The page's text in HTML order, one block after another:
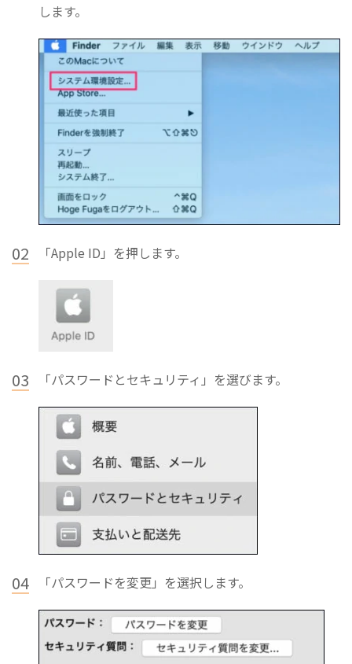
します。
02 「Apple ID」を押します。
03 「パスワードとセキュリティ」を選びます。
04 「パスワードを変更」を選択します。